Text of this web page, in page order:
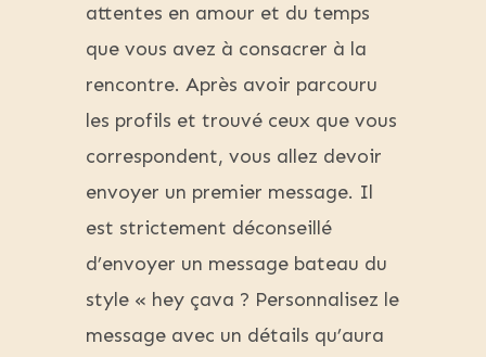
attentes en amour et du temps
que vous avez à consacrer à la
rencontre. Après avoir parcouru
les profils et trouvé ceux que vous
correspondent, vous allez devoir
envoyer un premier message. Il
est strictement déconseillé
d’envoyer un message bateau du
style « hey çava ? Personnalisez le
message avec un détails qu’aura